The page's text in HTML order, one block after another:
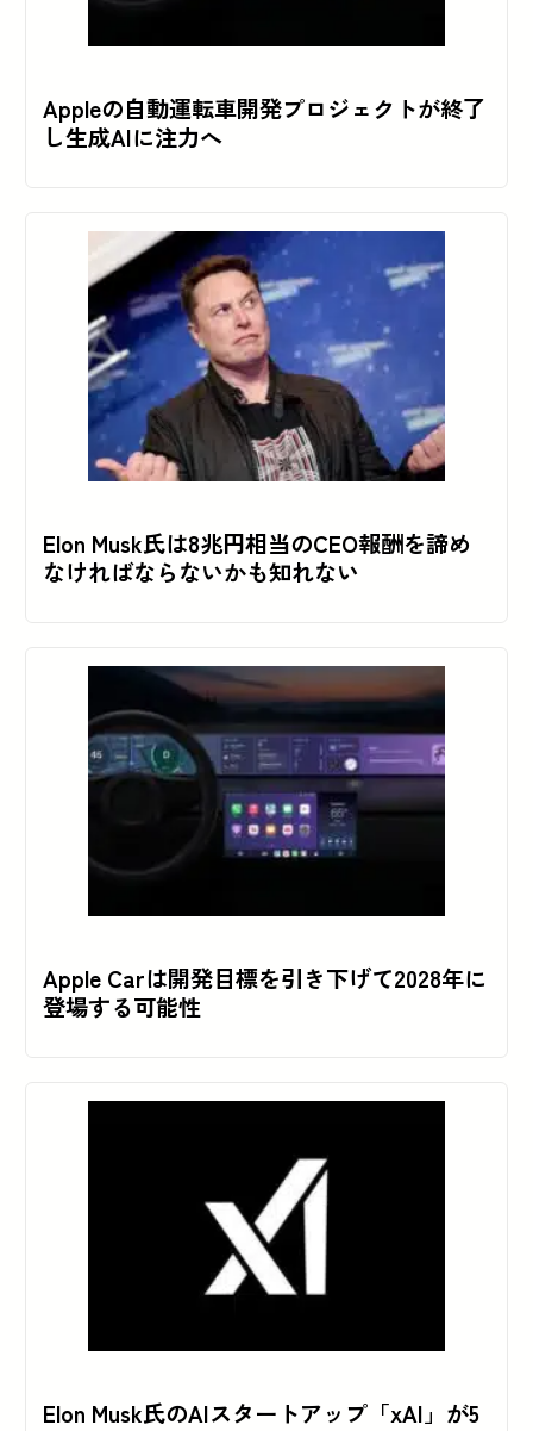
Appleの自動運転車開発プロジェクトが終了
し生成AIに注力へ
Elon Musk氏は8兆円相当のCEO報酬を諦め
なければならないかも知れない
Apple Carは開発目標を引き下げて2028年に
登場する可能性
Elon Musk氏のAIスタートアップ「xAI」が5